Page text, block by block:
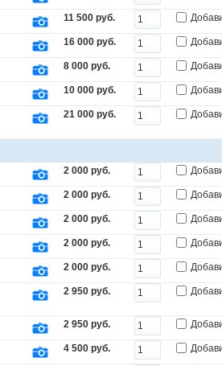
11 500 руб.
16 000 руб.
8 000 руб.
10 000 руб.
21 000 руб.
2 000 руб.
2 000 руб.
2 000 руб.
2 000 руб.
2 000 руб.
2 950 руб.
2 950 руб.
4 500 руб.